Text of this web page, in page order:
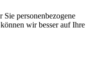
personenbezogene
wir besser auf Ihre